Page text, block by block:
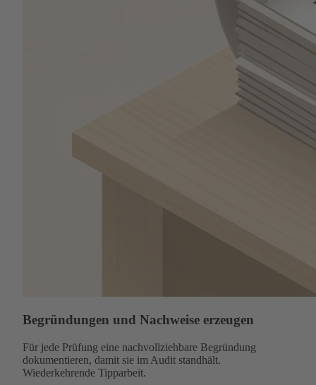
Begründungen und Nachweise erzeugen
Für jede Prüfung eine nachvollziehbare Begründung
dokumentieren, damit sie im Audit standhält.
Wiederkehrende Tipparbeit.